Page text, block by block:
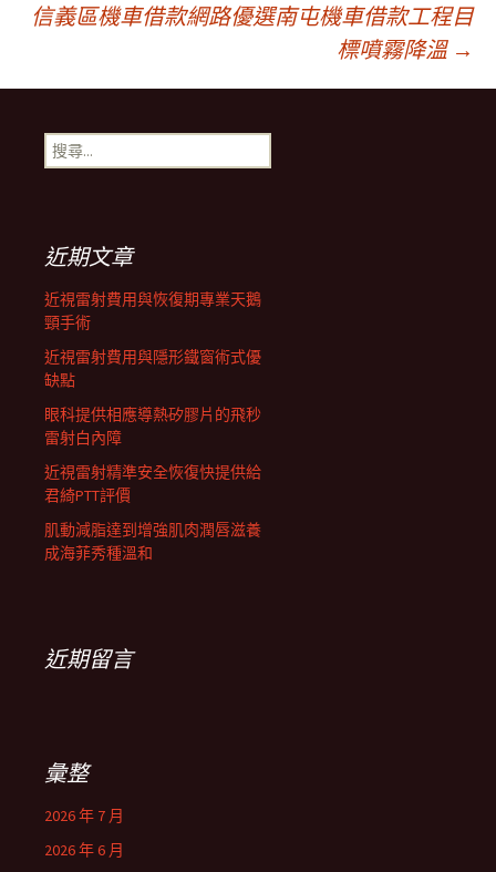
章
導
航
列
信義區機車借款網路優選南屯機車借款工程目
標噴霧降溫 →
搜
尋
近期文章
近視雷射費用與恢復期專業天鵝
頸手術
近視雷射費用與隱形鐵窗術式優
缺點
眼科提供相應導熱矽膠片的飛秒
雷射白內障
近視雷射精準安全恢復快提供給
君綺PTT評價
肌動減脂達到增強肌肉潤唇滋養
成海菲秀種溫和
近期留言
彙整
2026 年 7 月
2026 年 6 月